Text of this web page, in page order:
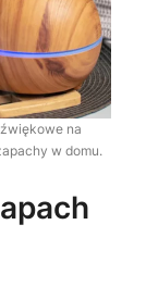
na
w domu.